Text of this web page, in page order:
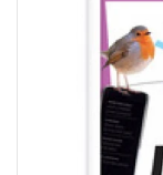
PRIBOR
UDŽBENIKE!